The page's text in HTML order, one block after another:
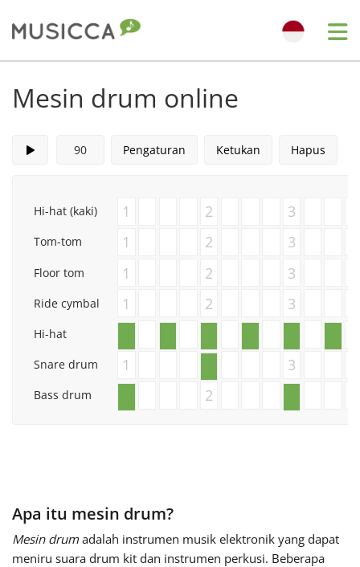
Deutsch
Español
Français
Italiano
Mesin drum online
Pengaturan Ketukan Hapus
Hi-hat (kaki) 1 2 3
Tom-tom 1 2 3
Floor tom 1 2 3
Ride cymbal 1 2 3
Hi-hat
Snare drum 1 3
Bass drum 2
Apa itu mesin drum?
Mesin drumadalah instrumen musik elektronik yang dapat
meniru suara drum kit dan instrumen perkusi. Beberapa